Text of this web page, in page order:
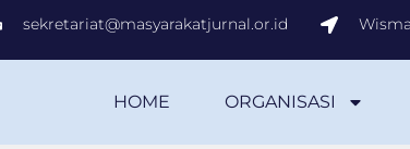
sekretariat@masyarakatjurnal.or.id
HOME ORGANISASI